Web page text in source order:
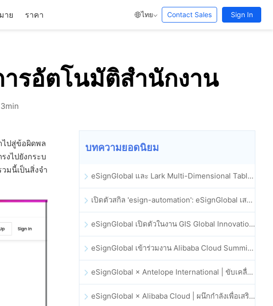
าย ราคา ไทย Contact Sales Sign In
รอัตโนมัติสำนักงาน
3min
ไปสู่ข้อผิดพล
งไปยังกระบ
มนี้เป็นสิ่งจำ
บทความยอดนิยม
eSignGlobal และ Lark Multi-Dimensional Table ผสานรวมกันอย่างเป็นทางการ: การลงนามและการเก็บถาวรสัญญาอิเล็กทรอนิกส์แบบอัตโนมัติเต็มรูปแบบ
เปิดตัวสกิล 'esign-automation': eSignGlobal เสริมศักยภาพให้ OpenClaw ด้วยลายเซ็นอิเล็กทรอนิกส์อัตโนมัติ
eSignGlobal เปิดตัวในงาน GIS Global Innovation Exhibition 2025
eSignGlobal เข้าร่วมงาน Alibaba Cloud Summit 2025 ที่ฮ่องกง เพื่อขับเคลื่อนนวัตกรรมคลาวด์ที่ขับเคลื่อนด้วย AI และความเชื่อมั่นทางดิจิทัล
eSignGlobal × Antelope International | ขับเคลื่อนเวิร์กโฟลดิจิทัลที่ปลอดภัยและขับเคลื่อนด้วย AI
eSignGlobal × Alibaba Cloud | ผนึกกำลังเพื่อเสริมสร้างความเชื่อมั่นดิจิทัลระดับโลกสำหรับฟินเทค